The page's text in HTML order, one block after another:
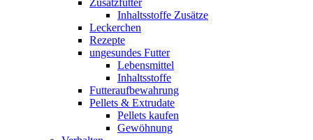
Zusatzfutter
Inhaltsstoffe Zusätze
Leckerchen
Rezepte
ungesundes Futter
Lebensmittel
Inhaltsstoffe
Futteraufbewahrung
Pellets & Extrudate
Pellets kaufen
Gewöhnung